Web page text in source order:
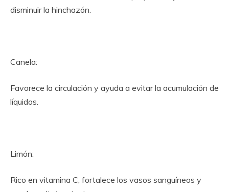
disminuir la hinchazón.
Canela:
Favorece la circulación y ayuda a evitar la acumulación de
líquidos.
Limón:
Rico en vitamina C, fortalece los vasos sanguíneos y